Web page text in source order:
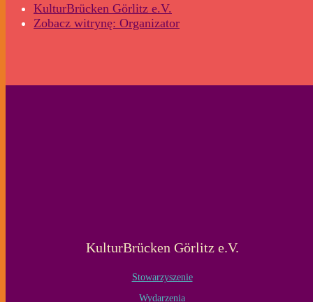
KulturBrücken Görlitz e.V.
Zobacz witrynę: Organizator
KulturBrücken Görlitz e.V.
Stowarzyszenie
Wydarzenia